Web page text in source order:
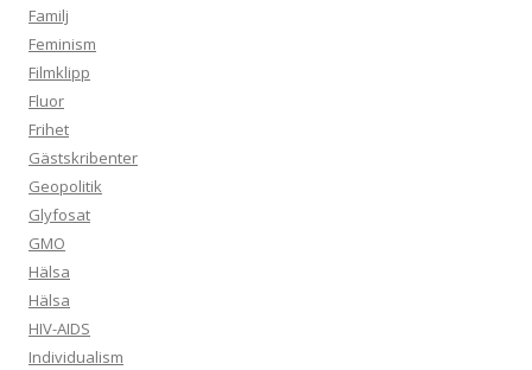
Familj
Feminism
Filmklipp
Fluor
Frihet
Gästskribenter
Geopolitik
Glyfosat
GMO
Hälsa
Hälsa
HIV-AIDS
Individualism